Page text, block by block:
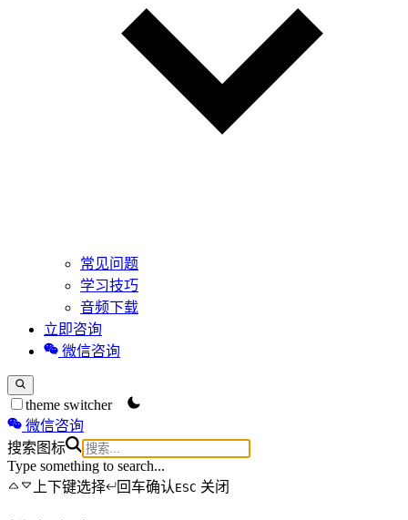
常见问题
学习技巧
音频下载
立即咨询
微信咨询
theme switcher
微信咨询
搜索图标
Type something to search...
上下键选择
回车确认 ESC 关闭